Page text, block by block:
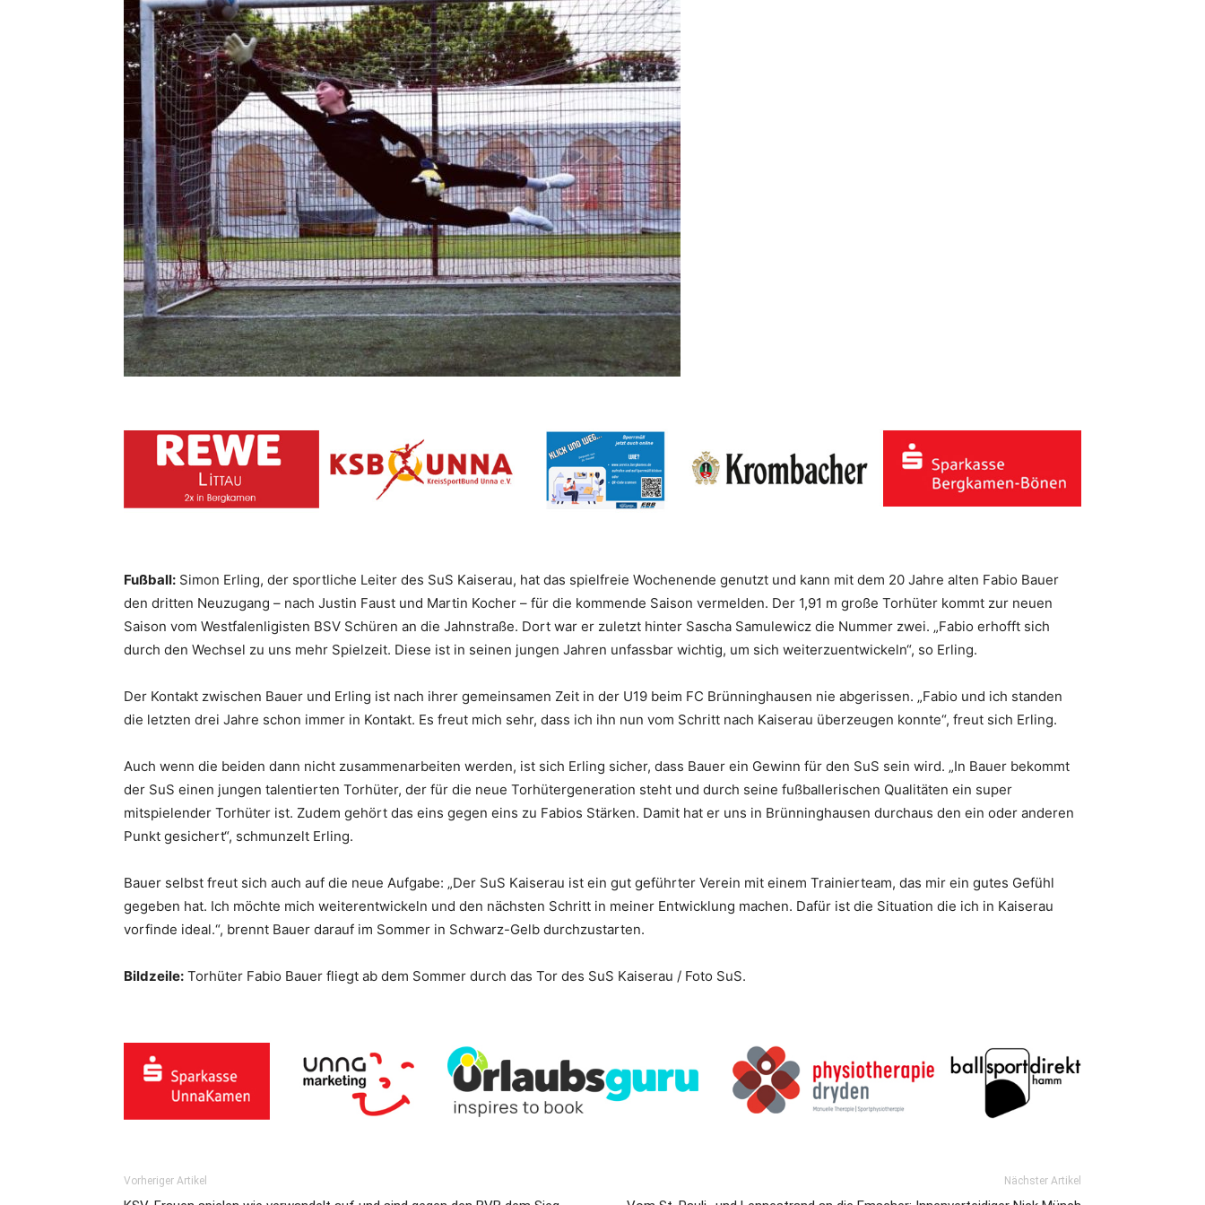
Fußball: Simon Erling, der sportliche Leiter des SuS Kaiserau, hat das spielfreie Wochenende genutzt und kann mit dem 20 Jahre alten Fabio Bauer
den dritten Neuzugang – nach Justin Faust und Martin Kocher – für die kommende Saison vermelden. Der 1,91 m große Torhüter kommt zur neuen
Saison vom Westfalenligisten BSV Schüren an die Jahnstraße. Dort war er zuletzt hinter Sascha Samulewicz die Nummer zwei. „Fabio erhofft sich
durch den Wechsel zu uns mehr Spielzeit. Diese ist in seinen jungen Jahren unfassbar wichtig, um sich weiterzuentwickeln“, so Erling.
Der Kontakt zwischen Bauer und Erling ist nach ihrer gemeinsamen Zeit in der U19 beim FC Brünninghausen nie abgerissen. „Fabio und ich standen
die letzten drei Jahre schon immer in Kontakt. Es freut mich sehr, dass ich ihn nun vom Schritt nach Kaiserau überzeugen konnte“, freut sich Erling.
Auch wenn die beiden dann nicht zusammenarbeiten werden, ist sich Erling sicher, dass Bauer ein Gewinn für den SuS sein wird. „In Bauer bekommt
der SuS einen jungen talentierten Torhüter, der für die neue Torhütergeneration steht und durch seine fußballerischen Qualitäten ein super
mitspielender Torhüter ist. Zudem gehört das eins gegen eins zu Fabios Stärken. Damit hat er uns in Brünninghausen durchaus den ein oder anderen
Punkt gesichert“, schmunzelt Erling.
Bauer selbst freut sich auch auf die neue Aufgabe: „Der SuS Kaiserau ist ein gut geführter Verein mit einem Trainierteam, das mir ein gutes Gefühl
gegeben hat. Ich möchte mich weiterentwickeln und den nächsten Schritt in meiner Entwicklung machen. Dafür ist die Situation die ich in Kaiserau
vorfinde ideal.“, brennt Bauer darauf im Sommer in Schwarz-Gelb durchzustarten.
Bildzeile: Torhüter Fabio Bauer fliegt ab dem Sommer durch das Tor des SuS Kaiserau / Foto SuS.
Vorheriger Artikel Nächster Artikel